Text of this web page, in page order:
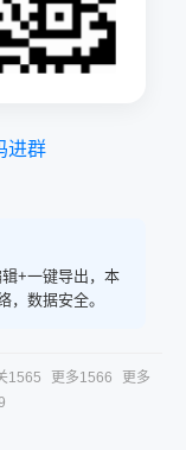
进群
+一键导出，本
，数据安全。
1565 更多1566
更多